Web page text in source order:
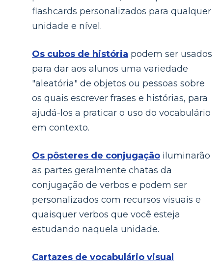
flashcards personalizados para qualquer
unidade e nível.
Os cubos de história podem ser usados
para dar aos alunos uma variedade
"aleatória" de objetos ou pessoas sobre
os quais escrever frases e histórias, para
ajudá-los a praticar o uso do vocabulário
em contexto.
Os pôsteres de conjugação iluminarão
as partes geralmente chatas da
conjugação de verbos e podem ser
personalizados com recursos visuais e
quaisquer verbos que você esteja
estudando naquela unidade.
Cartazes de vocabulário visual